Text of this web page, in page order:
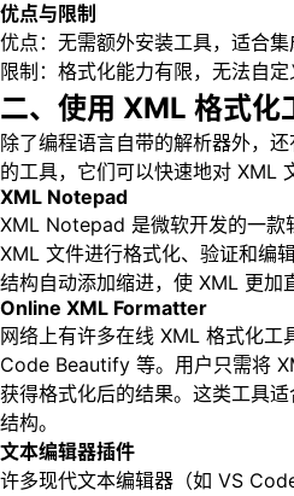
优点与限制
优点：无需额外安装工具，适合集
限制：格式化能力有限，无法自定
二、使用 XML 格式化
除了编程语言自带的解析器外，
的工具，它们可以快速地对 XML
XML Notepad
XML Notepad 是微软开发的一款
XML 文件进行格式化、验证和编
结构自动添加缩进，使 XML 更加
Online XML Formatter
网络上有许多在线 XML 格式化工
Code Beautify 等。用户只需将
获得格式化后的结果。这类工具
结构。
文本编辑器插件
许多现代文本编辑器（如 VS